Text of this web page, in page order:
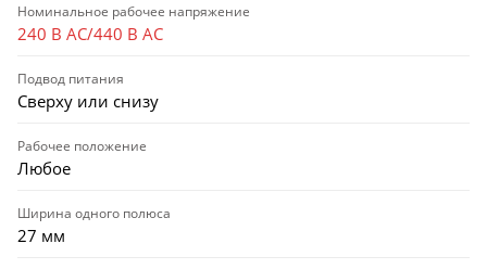
Номинальное рабочее напряжение
240 В AC/440 В AC
Подвод питания
Сверху или снизу
Рабочее положение
Любое
Ширина одного полюса
27 мм